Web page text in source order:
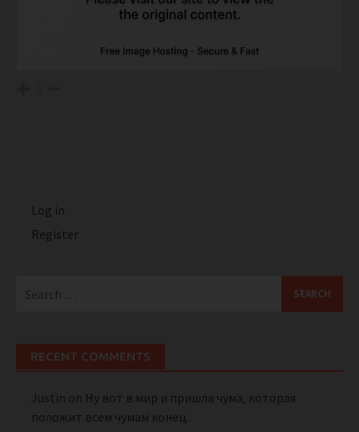
Log in
Register
for:
RECENT COMMENTS
Justin on Ну вот в мир и пришла чума, которая
положит всем чумам конец.